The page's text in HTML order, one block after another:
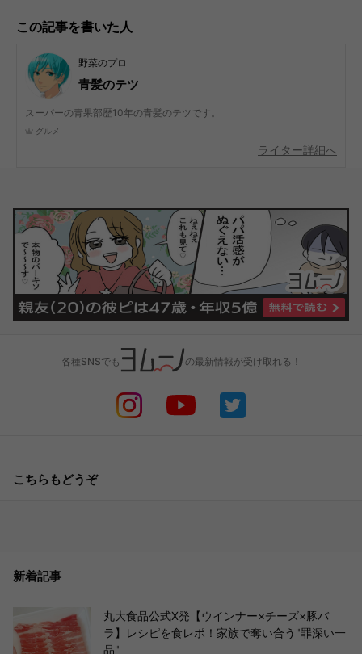
この記事を書いた人
野菜のプロ
青髪のテツ
スーパーの青果部歴10年の青髪のテツです。
グルメ
ライター詳細へ
各種SNSでも の最新情報が受け取れる！
こちらもどうぞ
新着記事
丸大食品公式X発【ウインナー×チーズ×豚バ
ラ】レシピを食レポ！家族で奪い合う"罪深い一
品"